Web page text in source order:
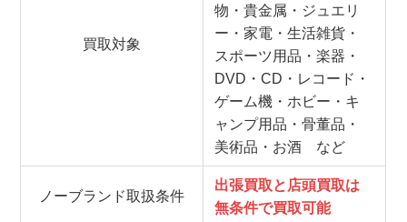
買取対象
物・貴金属・ジュエリ
ー・家電・生活雑貨・
スポーツ用品・楽器・
DVD・CD・レコード・
ゲーム機・ホビー・キ
ャンプ用品・骨董品・
美術品・お酒 など
ノーブランド取扱条件
出張買取と店頭買取は
無条件で買取可能